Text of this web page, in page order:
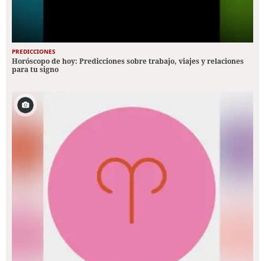
PREDICCIONES
Horóscopo de hoy: Predicciones sobre trabajo, viajes y relaciones
para tu signo